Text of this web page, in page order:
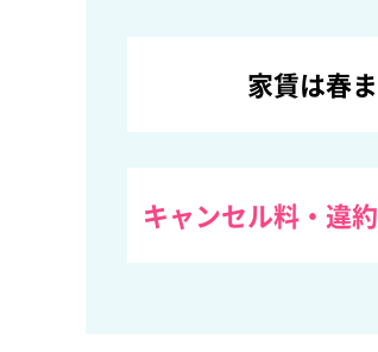
家賃は春
キャンセル料・違